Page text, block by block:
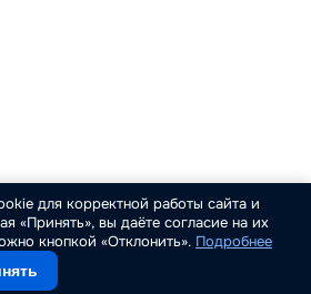
для корректной работы сайта и
«Принять», вы даёте согласие на их
кнопкой «Отклонить». Подробнее